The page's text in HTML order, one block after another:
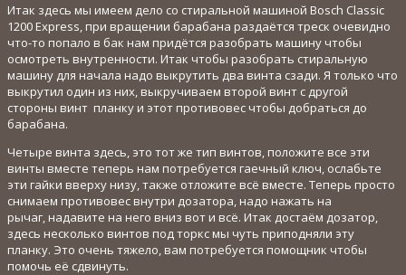
Итак здесь мы имеем дело со стиральной машиной Bosch Classic
1200 Express, при вращении барабана раздаётся треск очевидно
что-то попало в бак нам придётся разобрать машину чтобы
осмотреть внутренности. Итак чтобы разобрать стиральную
машину для начала надо выкрутить два винта сзади. Я только что
выкрутил один из них, выкручиваем второй винт с другой
стороны винт планку и этот противовес чтобы добраться до
барабана.
Четыре винта здесь, это тот же тип винтов, положите все эти
винты вместе теперь нам потребуется гаечный ключ, ослабьте
эти гайки вверху низу, также отложите всё вместе. Теперь просто
снимаем противовес внутри дозатора, надо нажать на
рычаг, надавите на него вниз вот и всё. Итак достаём дозатор,
здесь несколько винтов под торкс мы чуть приподняли эту
планку. Это очень тяжело, вам потребуется помощник чтобы
помочь её сдвинуть.